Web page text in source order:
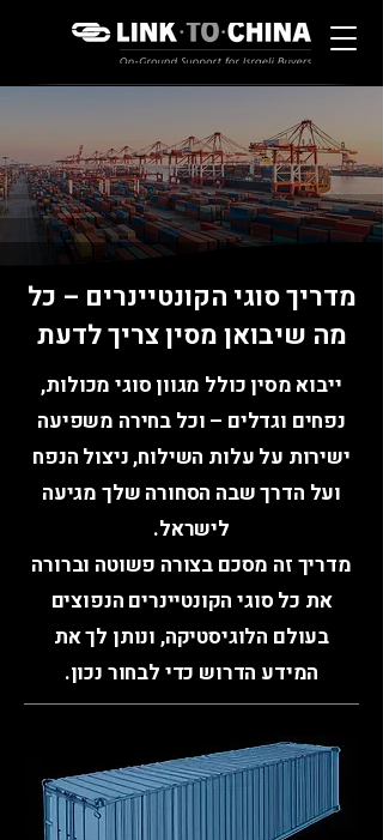
מדריך סוגי הקונטיינרים – כל
מה שיבואן מסין צריך לדעת
ייבוא מסין כולל מגוון סוגי מכולות,
נפחים וגדלים – וכל בחירה משפיעה
ישירות על עלות השילוח, ניצול הנפח
ועל הדרך שבה הסחורה שלך מגיעה
לישראל.
מדריך זה מסכם בצורה פשוטה וברורה
את כל סוגי הקונטיינרים הנפוצים
בעולם הלוגיסטיקה, ונותן לך את
המידע הדרוש כדי לבחור נכון.